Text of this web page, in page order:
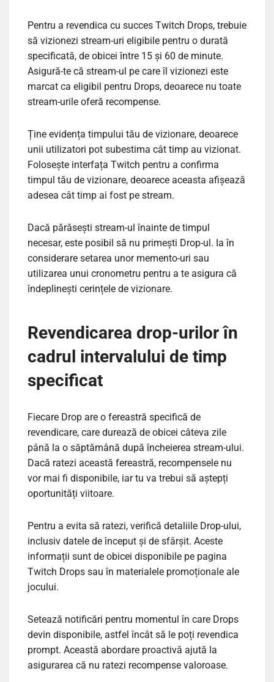
Pentru a revendica cu succes Twitch Drops, trebuie
să vizionezi stream-uri eligibile pentru o durată
specificată, de obicei între 15 și 60 de minute.
Asigură-te că stream-ul pe care îl vizionezi este
marcat ca eligibil pentru Drops, deoarece nu toate
stream-urile oferă recompense.
Ține evidența timpului tău de vizionare, deoarece
unii utilizatori pot subestima cât timp au vizionat.
Folosește interfața Twitch pentru a confirma
timpul tău de vizionare, deoarece aceasta afișează
adesea cât timp ai fost pe stream.
Dacă părăsești stream-ul înainte de timpul
necesar, este posibil să nu primești Drop-ul. Ia în
considerare setarea unor memento-uri sau
utilizarea unui cronometru pentru a te asigura că
îndeplinești cerințele de vizionare.
Revendicarea drop-urilor în
cadrul intervalului de timp
specificat
Fiecare Drop are o fereastră specifică de
revendicare, care durează de obicei câteva zile
până la o săptămână după încheierea stream-ului.
Dacă ratezi această fereastră, recompensele nu
vor mai fi disponibile, iar tu va trebui să aștepți
oportunități viitoare.
Pentru a evita să ratezi, verifică detaliile Drop-ului,
inclusiv datele de început și de sfârșit. Aceste
informații sunt de obicei disponibile pe pagina
Twitch Drops sau în materialele promoționale ale
jocului.
Setează notificări pentru momentul în care Drops
devin disponibile, astfel încât să le poți revendica
prompt. Această abordare proactivă ajută la
asigurarea că nu ratezi recompense valoroase.